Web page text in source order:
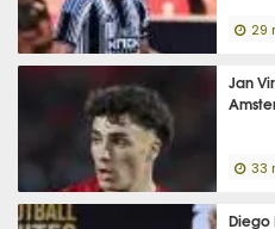
29
Jan
33
Diego